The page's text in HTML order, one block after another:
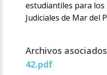
estudiantiles para
Judiciales de Mar del
Archivos
42.pdf